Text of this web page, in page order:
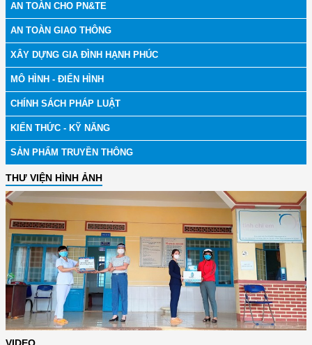
AN TOÀN CHO PN&TE
AN TOÀN GIAO THÔNG
XÂY DỰNG GIA ĐÌNH HẠNH PHÚC
MÔ HÌNH - ĐIỂN HÌNH
CHÍNH SÁCH PHÁP LUẬT
KIẾN THỨC - KỸ NĂNG
SẢN PHẨM TRUYỀN THÔNG
THƯ VIỆN HÌNH ẢNH